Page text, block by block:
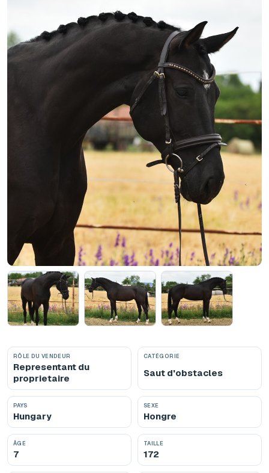
RÔLE DU VENDEUR
Representant du
proprietaire
CATÉGORIE
Saut d'obstacles
PAYS
Hungary
SEXE
Hongre
ÂGE
7
TAILLE
172